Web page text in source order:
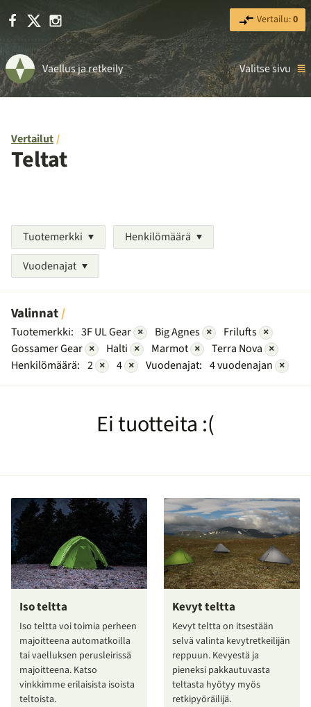
Facebook Instagram Vertailu:0
Vaellus ja retkeily Valitse sivu
Vertailut
Teltat
Tuotemerkki
Henkilömäärä
Vuodenajat
Valinnat
Tuotemerkki: 3F UL Gear × Big Agnes × Frilufts ×
Gossamer Gear × Halti × Marmot × Terra Nova ×
Henkilömäärä: 2 × 4 × Vuodenajat: 4 vuodenajan ×
Ei tuotteita :(
Iso teltta
Iso teltta voi toimia perheen
majoitteena automatkoilla
tai vaelluksen perusleirissä
majoitteena. Katso
vinkkimme erilaisista isoista
teltoista.
Kevyt teltta
Kevyt teltta on itsestään
selvä valinta kevytretkeilijän
reppuun. Kevyestä ja
pieneksi pakkautuvasta
teltasta hyötyy myös
retkipyöräilijä.